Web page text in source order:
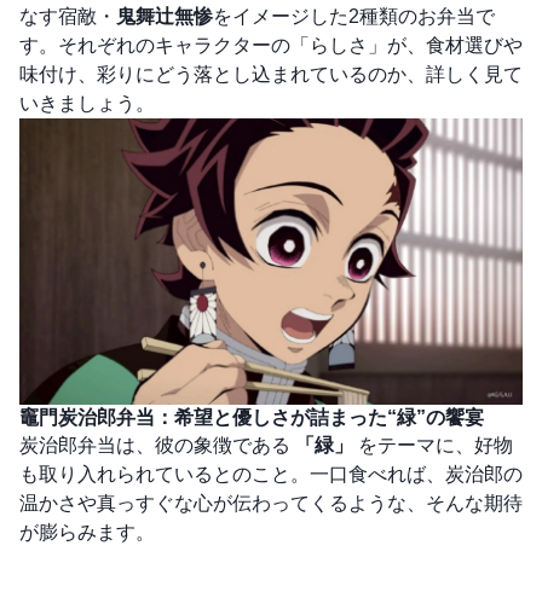
なす宿敵・ 鬼舞辻󠄀無惨をイメージした2種類のお弁当で
す。それぞれのキャラクターの「らしさ」が、食材選びや
味付け、彩りにどう落とし込まれているのか、詳しく見て
いきましょう。
竈門炭治郎弁当：希望と優しさが詰まった“緑”の饗宴
炭治郎弁当は、彼の象徴である
「緑」
をテーマに、好物
も取り入れられているとのこと。一口食べれば、炭治郎の
温かさや真っすぐな心が伝わってくるような、そんな期待
が膨らみます。